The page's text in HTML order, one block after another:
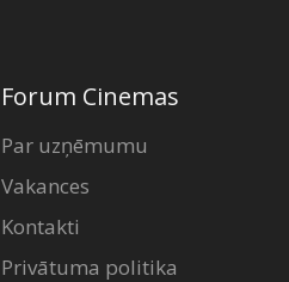
Forum Cinemas
Par uzņēmumu
Vakances
Kontakti
Privātuma politika